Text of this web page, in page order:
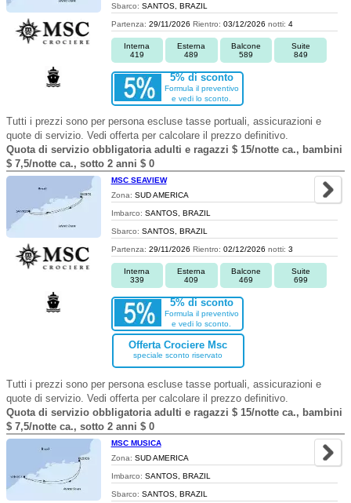
Sbarco: SANTOS, BRAZIL
Partenza: 29/11/2026 Rientro: 03/12/2026 notti: 4
Interna
419
Esterna
489
Balcone
589
Suite
849
5% di sconto
Formula il preventivo
e vedi lo sconto.
Tutti i prezzi sono per persona escluse tasse portuali, assicurazioni e
quote di servizio. Vedi offerta per calcolare il prezzo definitivo.
Quota di servizio obbligatoria adulti e ragazzi $ 15/notte ca., bambini
$ 7,5/notte ca., sotto 2 anni $ 0
MSC SEAVIEW
Zona: SUD AMERICA
Imbarco: SANTOS, BRAZIL
Sbarco: SANTOS, BRAZIL
Partenza: 29/11/2026 Rientro: 02/12/2026 notti: 3
Interna
339
Esterna
409
Balcone
469
Suite
699
5% di sconto
Formula il preventivo
e vedi lo sconto.
Offerta Crociere Msc
speciale sconto riservato
Tutti i prezzi sono per persona escluse tasse portuali, assicurazioni e
quote di servizio. Vedi offerta per calcolare il prezzo definitivo.
Quota di servizio obbligatoria adulti e ragazzi $ 15/notte ca., bambini
$ 7,5/notte ca., sotto 2 anni $ 0
MSC MUSICA
Zona: SUD AMERICA
Imbarco: SANTOS, BRAZIL
Sbarco: SANTOS, BRAZIL